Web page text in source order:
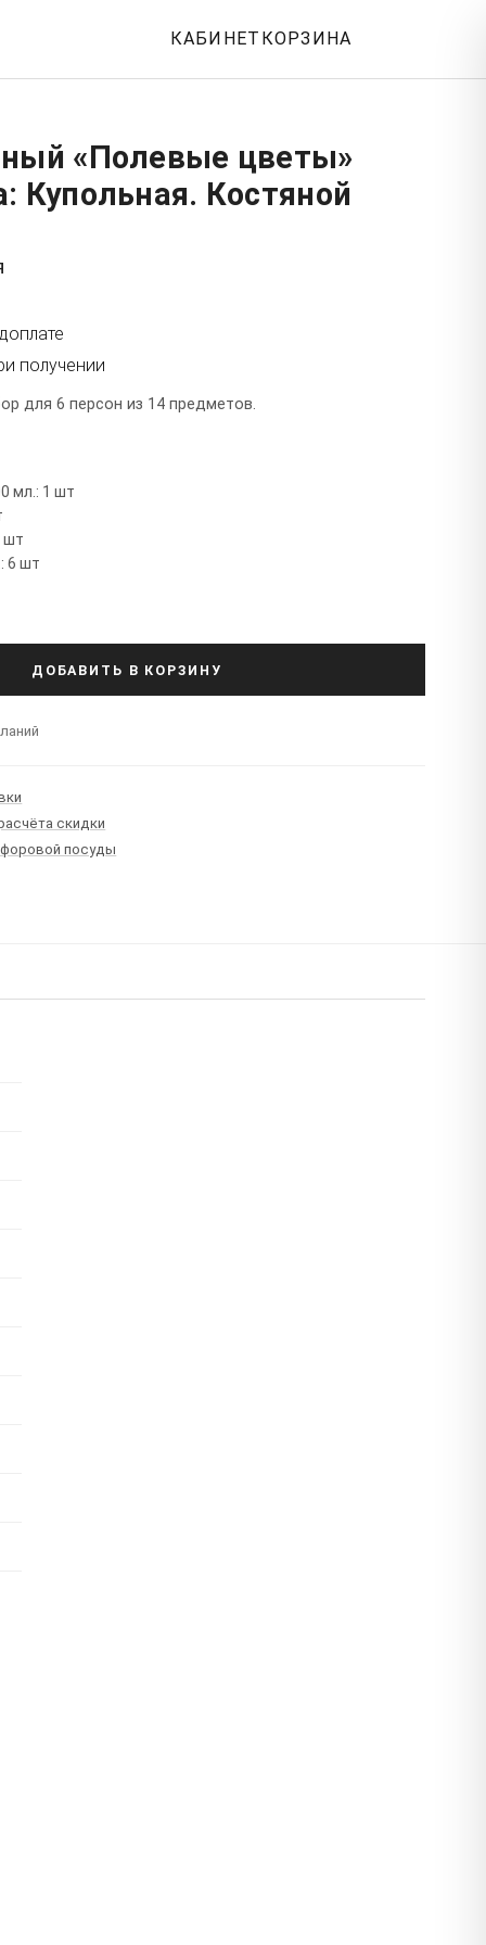
КАБИНЕТ КОРЗИНА
«Полевые цветы»
Купольная. Костяной
получении
для 6 персон из 14 предметов.
мл.: 1 шт
шт
6 шт
ДОБАВИТЬ В КОРЗИНУ
скидки
посуды